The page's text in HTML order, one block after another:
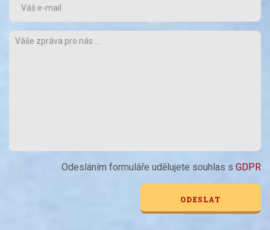
Odesláním formuláře udělujete souhlas s GDPR